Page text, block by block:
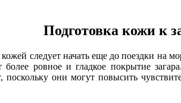
Подготовка кожи к
следует начать еще до поездки
ровное и гладкое покрытие
они могут повысить